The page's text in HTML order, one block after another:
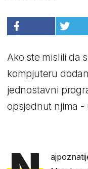
Ako ste mislili da
kompjuteru
jednostavni
opsjednut njima -